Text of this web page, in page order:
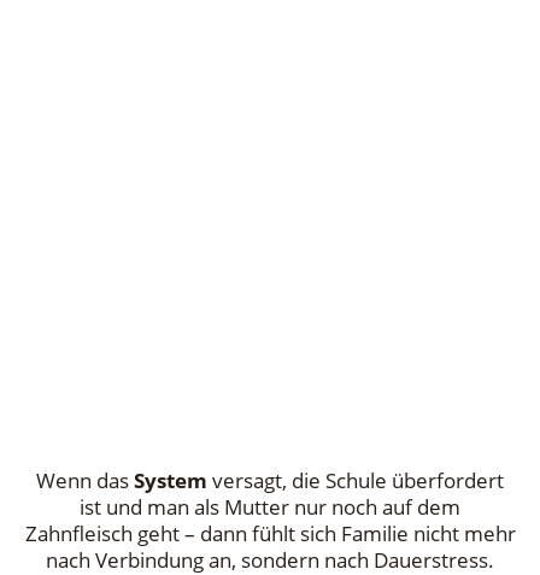
Wenn dasSystem versagt, die Schule überfordert
ist und man als Mutter nur noch auf dem
Zahnfleisch geht – dann fühlt sich Familie nicht mehr
nach Verbindung an, sondern nach Dauerstress.